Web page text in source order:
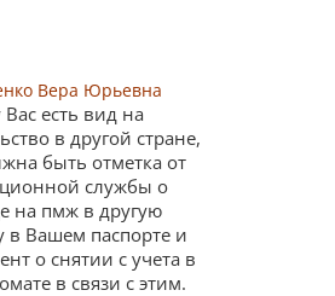
Вера Юрьевна
Вас есть вид на
в другой стране,
быть отметка от
службы о
на пмж в другую
в Вашем паспорте и
о снятии с учета в
в связи с этим.